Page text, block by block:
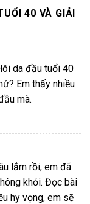
40 VÀ GIẢI
da đầu tuổi 40
Em thấy nhiều
mà.
lắm rồi, em đã
khỏi. Đọc bài
hy vọng, em sẽ